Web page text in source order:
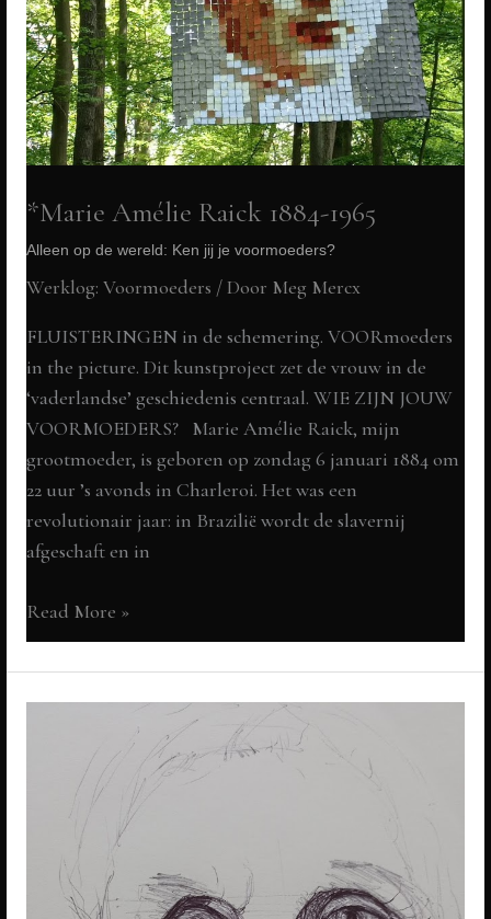
*Marie Amélie Raick 1884-1965
Alleen op de wereld: Ken jij je voormoeders?
Werklog: Voormoeders / Door Meg Mercx
FLUISTERINGEN in de schemering. VOORmoeders
in the picture. Dit kunstproject zet de vrouw in de
‘vaderlandse’ geschiedenis centraal. WIE ZIJN JOUW
VOORMOEDERS? Marie Amélie Raick, mijn
grootmoeder, is geboren op zondag 6 januari 1884 om
22 uur ’s avonds in Charleroi. Het was een
revolutionair jaar: in Brazilië wordt de slavernij
afgeschaft en in
*Marie
Amélie
Raick
1884-
Read More »